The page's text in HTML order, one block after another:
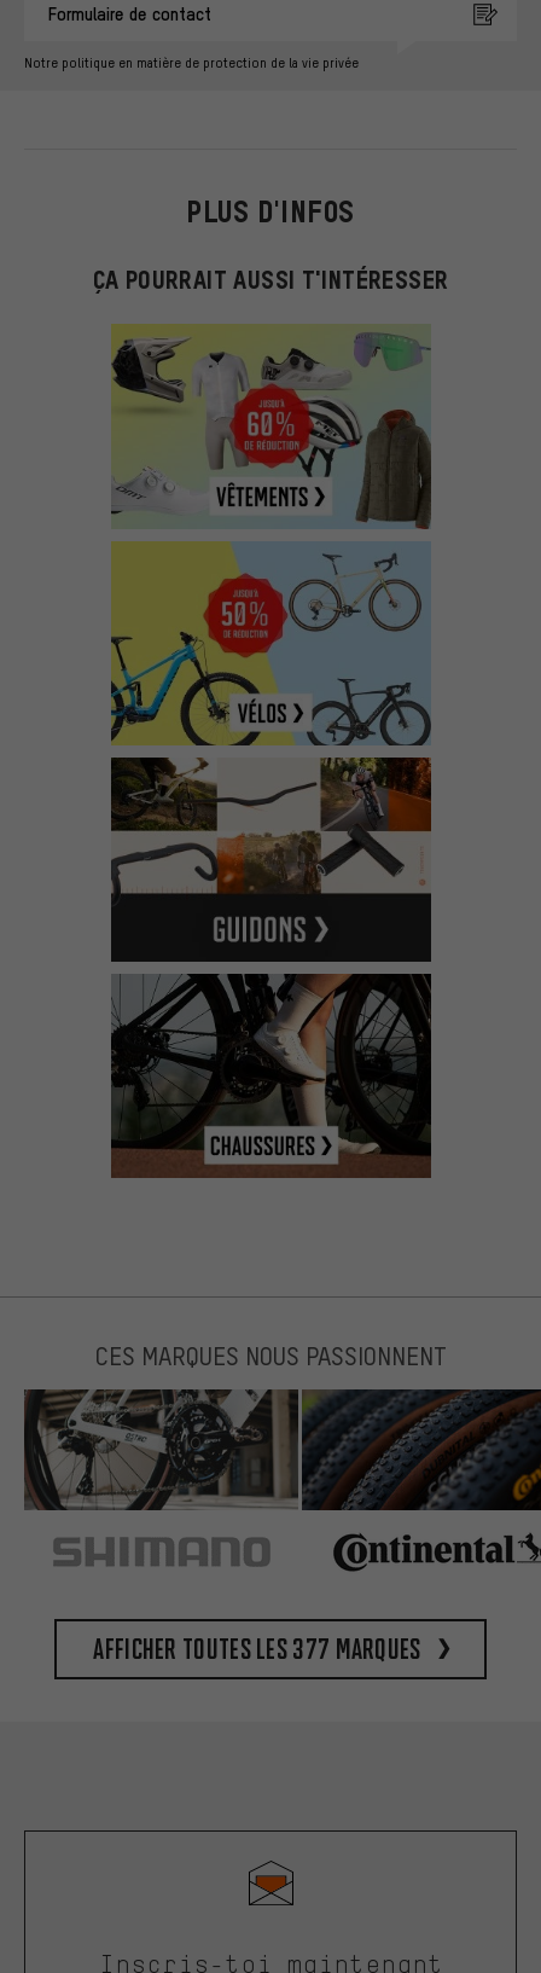
Formulaire de contact
Notre politique en matière de protection de la vie privée
PLUS D'INFOS
ÇA POURRAIT AUSSI T'INTÉRESSER
CES MARQUES NOUS PASSIONNENT
Afficher toutes les 377 marques
Inscris-toi maintenant